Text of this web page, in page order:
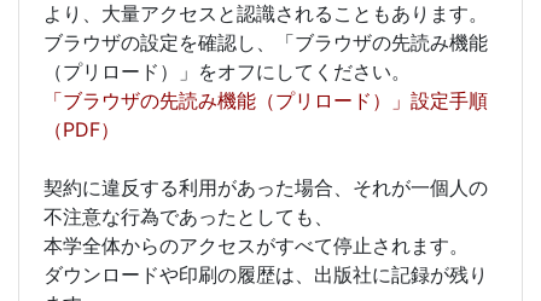
より、大量アクセスと認識されることもあります。
ブラウザの設定を確認し、「ブラウザの先読み機能
（プリロード）」をオフにしてください。
「ブラウザの先読み機能（プリロード）」設定手順
（PDF）
契約に違反する利用があった場合、それが一個人の
不注意な行為であったとしても、
本学全体からのアクセスがすべて停止されます。
ダウンロードや印刷の履歴は、出版社に記録が残り